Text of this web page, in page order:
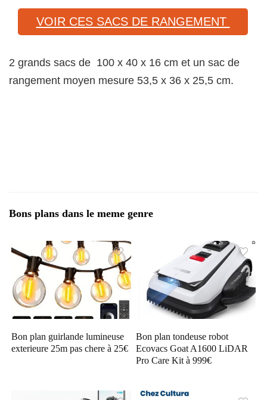
VOIR CES SACS DE RANGEMENT
2 grands sacs de 100 x 40 x 16 cm et un sac de
rangement moyen mesure 53,5 x 36 x 25,5 cm.
Bons plans dans le meme genre
Bon plan guirlande lumineuse
exterieure 25m pas chere à 25€
Bon plan tondeuse robot
Ecovacs Goat A1600 LiDAR
Pro Care Kit à 999€